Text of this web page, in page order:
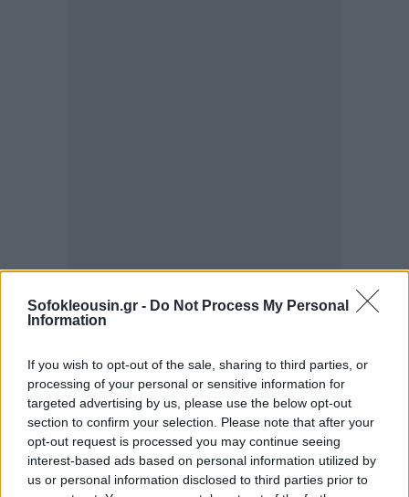
Sofokleousin.gr - Do Not Process My Personal
Information
If you wish to opt-out of the sale, sharing to third parties, or
processing of your personal or sensitive information for
targeted advertising by us, please use the below opt-out
section to confirm your selection. Please note that after your
opt-out request is processed you may continue seeing
interest-based ads based on personal information utilized by
us or personal information disclosed to third parties prior to
Aithrio, εταιρεία με έδρα την Καλαμάτα που
ειδικεύεται στην εμπορία καλυμμάτων για
έπιπλα.
Enaleia, κοινωνική επιχείρηση με έδρα την Αθήνα